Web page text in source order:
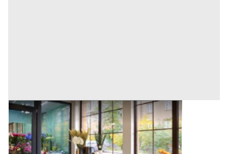
Negozi, Botteghe all'asta a Bagheria
Bagheria (Palermo)
Offerta minima
12.000 € 16.000 €